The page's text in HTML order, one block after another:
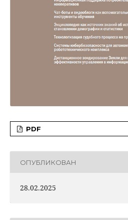
PDF
ОПУБЛИКОВАН
28.02.2025